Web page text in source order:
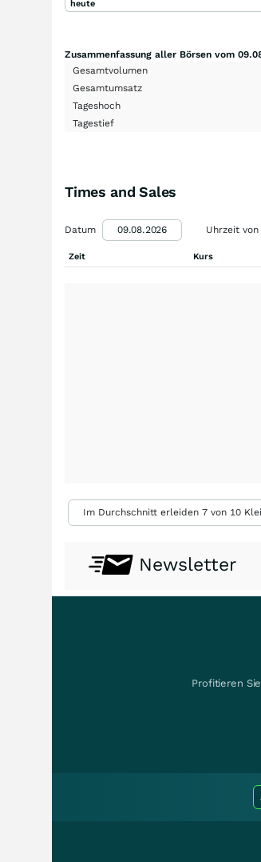
heute
Zusammenfassung aller Börsen vom
Gesamtvolumen
Gesamtumsatz
Tageshoch
Tagestief
Times and Sales
Datum Uhrzeit von
Zeit Kurs
Im Durchschnitt erleiden 7 von 10
Newsletter
Profitieren